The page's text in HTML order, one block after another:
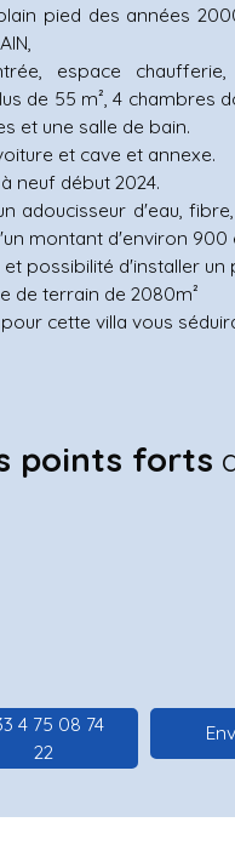
pied des années
espace
de 55 m², 4 chambres
et une salle de bain.
et cave et annexe.
neuf début 2024.
adoucisseur d'eau,
montant d'environ 900
possibilité d'installer un
de terrain de 2080m²
cette villa vous
points forts
4 75 08 74
22